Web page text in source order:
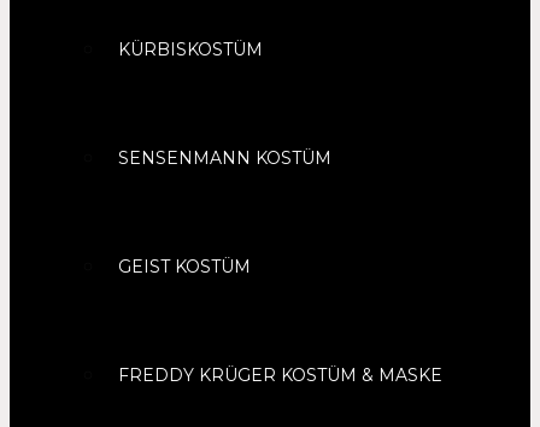
KÜRBISKOSTÜM
SENSENMANN KOSTÜM
GEIST KOSTÜM
FREDDY KRÜGER KOSTÜM & MASKE